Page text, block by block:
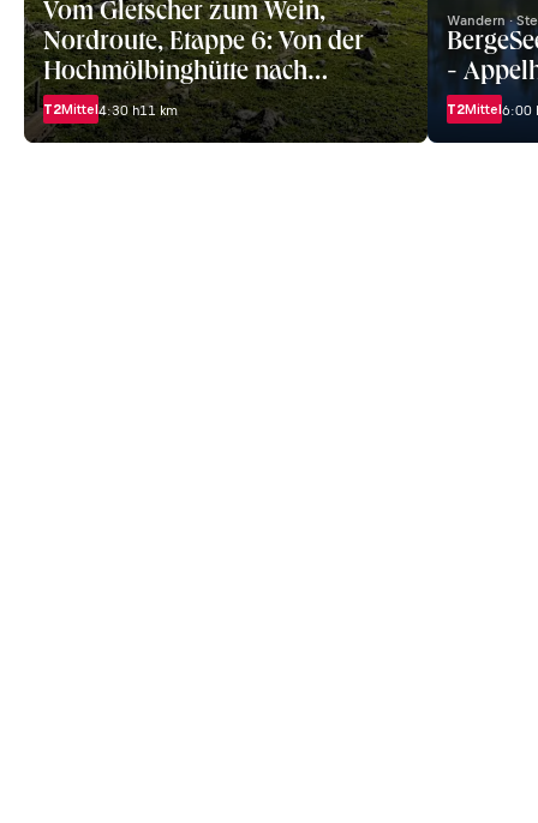
Vom Gletscher zum Wein,
Nordroute, Etappe 6: Von der
Hochmölbinghütte nach
Wörschach
T2Mittel4:30 h11 km
Wandern ·
-
T2Mittel6:00